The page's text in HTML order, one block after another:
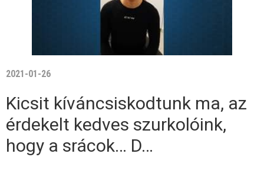
2021-01-26
Kicsit kíváncsiskodtunk ma, az
érdekelt kedves szurkolóink,
hogy a srácok… D…